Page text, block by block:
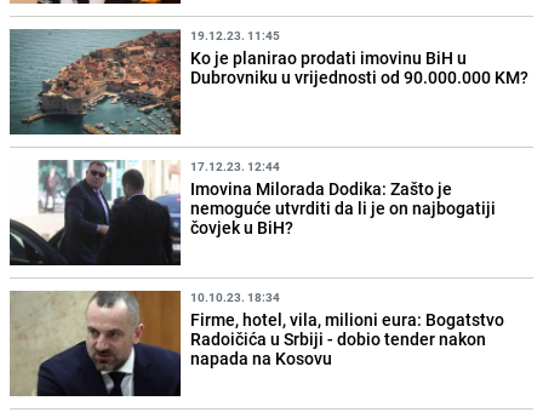
19.12.23. 11:45
Ko je planirao prodati imovinu BiH u
Dubrovniku u vrijednosti od 90.000.000 KM?
17.12.23. 12:44
Imovina Milorada Dodika: Zašto je
nemoguće utvrditi da li je on najbogatiji
čovjek u BiH?
10.10.23. 18:34
Firme, hotel, vila, milioni eura: Bogatstvo
Radoičića u Srbiji - dobio tender nakon
napada na Kosovu